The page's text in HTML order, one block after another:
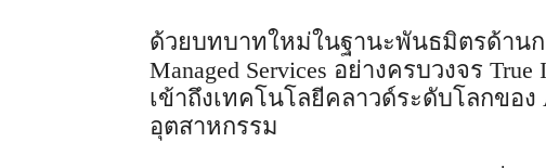
ด้วยบทบาทใหม่ในฐานะพันธมิตรด้าน
Managed Services อย่างครบวงจร
เข้าถึงเทคโนโลยีคลาวด์ระดับโลกของ
อุตสาหกรรม